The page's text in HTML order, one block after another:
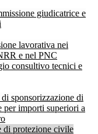
giudicatrice e
lavorativa nei
e nel PNC
consultivo tecnici e
sponsorizzazione di
importi superiori a
di protezione civile